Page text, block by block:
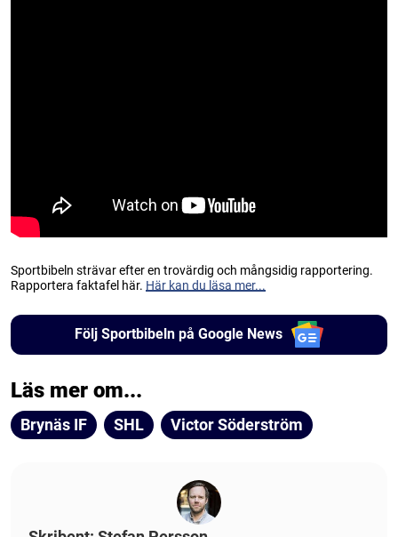
Sportbibeln strävar efter en trovärdig och mångsidig rapportering.
Rapportera faktafel här. Här kan du läsa mer...
Följ Sportbibeln på Google News
Läs mer om...
Brynäs IF SHL Victor Söderström